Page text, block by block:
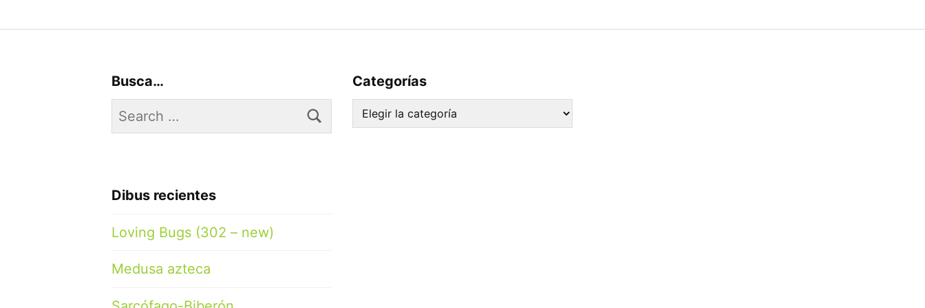
Busca…
Search
for:
Dibus recientes
Loving Bugs (302 – new)
Medusa azteca
Categorías
Categorías